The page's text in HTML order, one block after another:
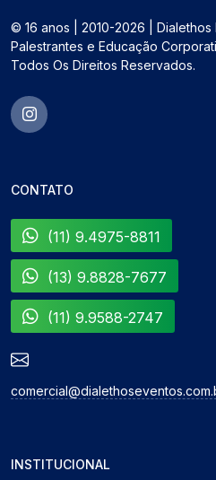
© 16 anos | 2010-2026 |
Palestrantes e Educação
Todos Os Direitos Reservados.
CONTATO
(11) 9.4975-8811
(13) 9.8828-7677
(11) 9.9588-2747
INSTITUCIONAL